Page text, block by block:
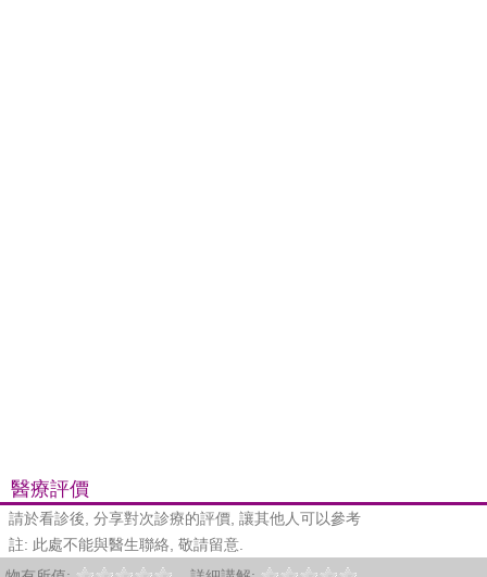
醫療評價
請於看診後, 分享對次診療的評價, 讓其他人可以參考
註: 此處不能與醫生聯絡, 敬請留意.